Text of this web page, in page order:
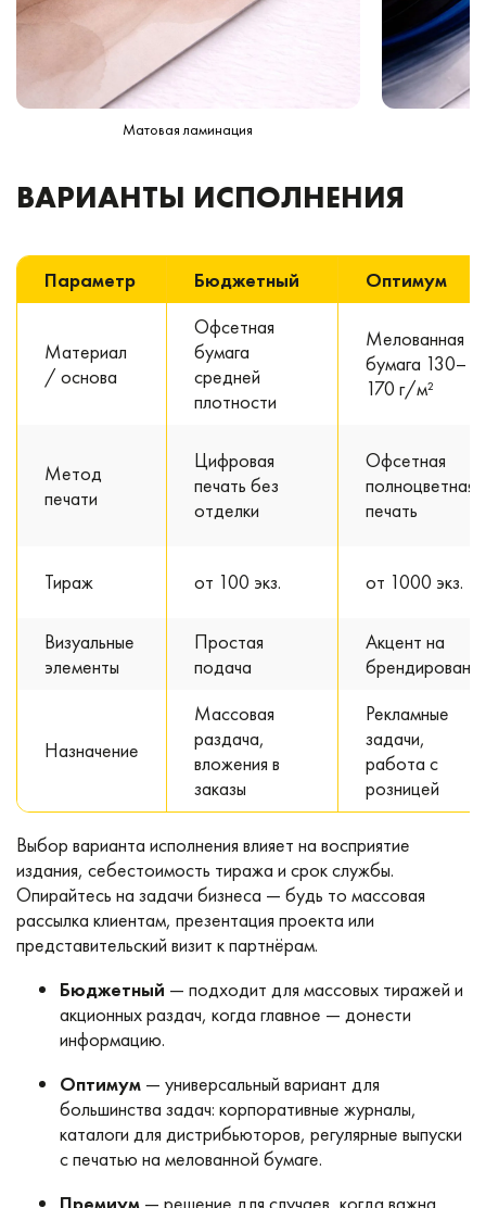
Матовая ламинация
ВАРИАНТЫ ИСПОЛНЕНИЯ
Параметр Бюджетный Оптимум
Материал
/ основа
Офсетная
бумага
средней
плотности
Мелованная
бумага 130–
170 г/м²
Метод
печати
Цифровая
печать без
отделки
Офсетная
полноцветная
печать
Тираж от 100 экз. от 1000 экз.
Визуальные
элементы
Простая
подача
Акцент на
Назначение
Массовая
раздача,
вложения в
заказы
Рекламные
задачи,
работа с
розницей
Выбор варианта исполнения влияет на восприятие
издания, себестоимость тиража и срок службы.
Опирайтесь на задачи бизнеса — будь то массовая
рассылка клиентам, презентация проекта или
представительский визит к партнёрам.
Бюджетный — подходит для массовых тиражей и
акционных раздач, когда главное — донести
информацию.
Оптимум — универсальный вариант для
большинства задач: корпоративные журналы,
каталоги для дистрибьюторов, регулярные выпуски
с печатью на мелованной бумаге.